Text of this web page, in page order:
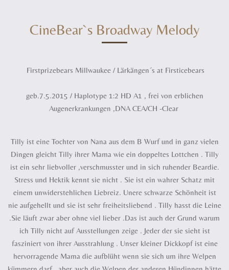
CineBear`s Broadway Melody
Firstprizebears Millwaukee / Lärkängen´s at Firsticebears
geb.7.5.2015 / Haplotype 1:2 HD A1 , frei von erblichen
Augenerkrankungen ,DNA CEA/CH -Clear
Tilly ist eine Tochter von Nana aus dem B Wurf und in ganz vielen
Dingen gleicht Tilly ihrer Mama wie ein doppeltes Lottchen . Tilly
ist ein sehr liebvoller ,verschmusster und in sich ruhender Beardie.
Stress und Hektik kennt sie nicht . Sie ist ein wahrer Schatz mit
einem unwiderstehlichen Liebreiz. Unere schwarze Schönheit ist
nie aufgehellt und sie ist sehr freiheitsliebend . Tilly hasst die Leine
.Sie läuft zwar aber ohne viel lieber .Das ist auch der Grund warum
ich Tilly nicht auf Ausstellungen zeige . Jeder der sie sieht ist
fasziniert von ihrer Ausstrahlung . Unser kleiner Dickkopf ist eine
hervorragende Mama die aufblüht wenn sie sich um ihre Welpen